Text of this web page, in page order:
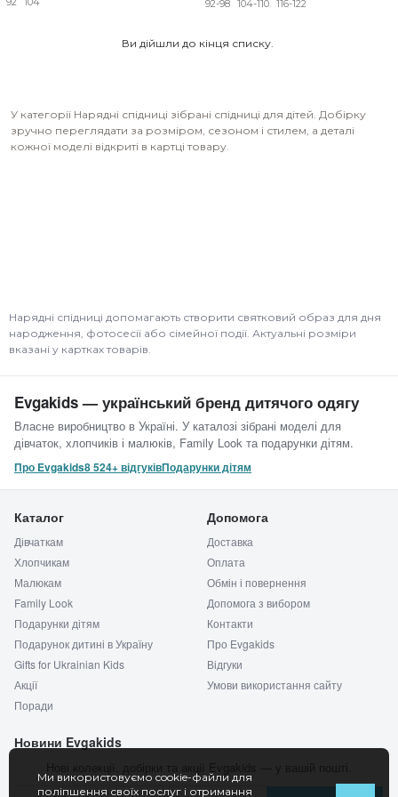
92-98 104-110 116-122
Ви дійшли до кінця списку.
У категорії Нарядні спідниці зібрані спідниці для дітей. Добірку
зручно переглядати за розміром, сезоном і стилем, а деталі
кожної моделі відкриті в картці товару.
Нарядні спідниці допомагають створити святковий образ для дня
народження, фотосесії або сімейної події. Актуальні розміри
вказані у картках товарів.
Evgakids — український бренд дитячого одягу
Власне виробництво в Україні. У каталозі зібрані моделі для
дівчаток, хлопчиків і малюків, Family Look та подарунки дітям.
Про Evgakids8 524+ відгуківПодарунки дітям
Каталог
Дівчаткам
Хлопчикам
Малюкам
Family Look
Подарунки дітям
Подарунок дитині в Україну
Gifts for Ukrainian Kids
Акції
Поради
Допомога
Доставка
Оплата
Обмін і повернення
Допомога з вибором
Контакти
Про Evgakids
Відгуки
Умови використання сайту
Новини Evgakids
Ми використовуємо cookie-файли для
поліпшення своїх послуг і отримання